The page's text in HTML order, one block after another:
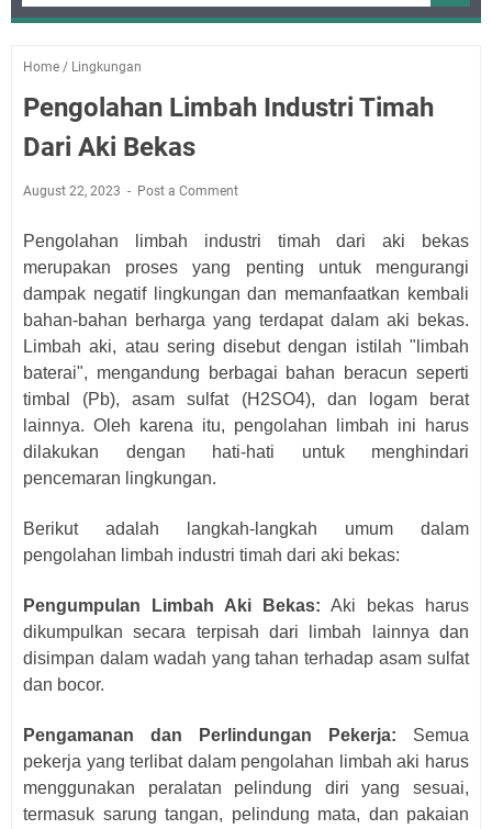
Home / Lingkungan
Pengolahan Limbah Industri Timah
Dari Aki Bekas
August 22, 2023 Post a Comment
Pengolahan limbah industri timah dari aki bekas
merupakan proses yang penting untuk mengurangi
dampak negatif lingkungan dan memanfaatkan kembali
bahan-bahan berharga yang terdapat dalam aki bekas.
Limbah aki, atau sering disebut dengan istilah "limbah
baterai", mengandung berbagai bahan beracun seperti
timbal (Pb), asam sulfat (H2SO4), dan logam berat
lainnya. Oleh karena itu, pengolahan limbah ini harus
dilakukan dengan hati-hati untuk menghindari
pencemaran lingkungan.
Berikut adalah langkah-langkah umum dalam
pengolahan limbah industri timah dari aki bekas:
Pengumpulan Limbah Aki Bekas:Aki bekas harus
dikumpulkan secara terpisah dari limbah lainnya dan
disimpan dalam wadah yang tahan terhadap asam sulfat
dan bocor.
Pengamanan dan Perlindungan Pekerja: Semua
pekerja yang terlibat dalam pengolahan limbah aki harus
menggunakan peralatan pelindung diri yang sesuai,
termasuk sarung tangan, pelindung mata, dan pakaian